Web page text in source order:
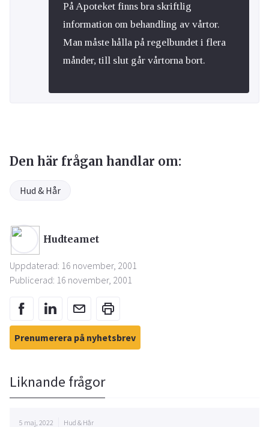
På Apoteket finns bra skriftlig
information om behandling av vårtor.
Man måste hålla på regelbundet i flera
månder, till slut går vårtorna bort.
Den här frågan handlar om:
Hud & Hår
Hudteamet
Uppdaterad: 16 november, 2001
Publicerad: 16 november, 2001
Prenumerera på nyhetsbrev
Liknande frågor
5 maj, 2022 Hud & Hår